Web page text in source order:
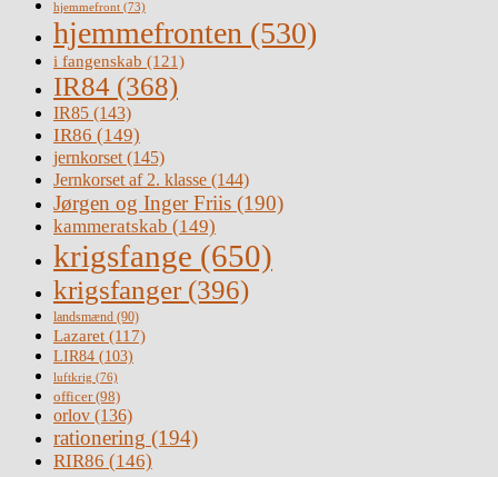
hjemmefront (73)
hjemmefronten (530)
i fangenskab (121)
IR84 (368)
IR85 (143)
IR86 (149)
jernkorset(145)
Jernkorset af 2. klasse (144)
Jørgen og Inger Friis (190)
kammeratskab (149)
krigsfange (650)
krigsfanger (396)
landsmænd (90)
Lazaret (117)
LIR84 (103)
luftkrig (76)
officer(98)
orlov (136)
rationering (194)
RIR86 (146)